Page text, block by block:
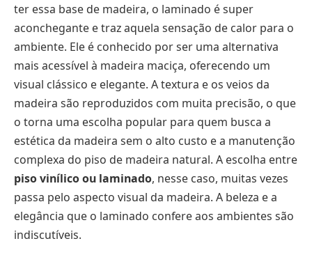
ter essa base de madeira, o laminado é super
aconchegante e traz aquela sensação de calor para o
ambiente. Ele é conhecido por ser uma alternativa
mais acessível à madeira maciça, oferecendo um
visual clássico e elegante. A textura e os veios da
madeira são reproduzidos com muita precisão, o que
o torna uma escolha popular para quem busca a
estética da madeira sem o alto custo e a manutenção
complexa do piso de madeira natural. A escolha entre
piso vinílico ou laminado, nesse caso, muitas vezes
passa pelo aspecto visual da madeira. A beleza e a
elegância que o laminado confere aos ambientes são
indiscutíveis.